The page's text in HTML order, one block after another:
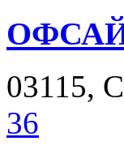
03115,
36